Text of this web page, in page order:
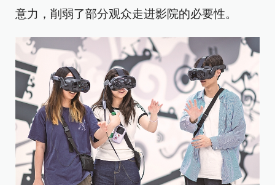
意力，削弱了部分观众走进影院的必要性。